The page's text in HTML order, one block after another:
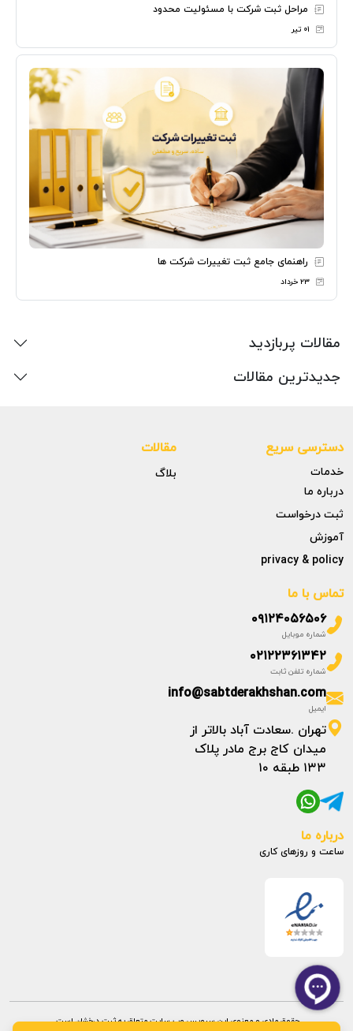
مراحل ثبت شرکت با مسئولیت محدود
۰۱ تیر
راهنمای جامع ثبت تغییرات شرکت ها
۲۳ خرداد
مقالات پربازدید
جدیدترین مقالات
دسترسی سریع
خدمات
درباره ما
ثبت درخواست
آموزش
privacy & policy
مقالات
بلاگ
تماس با ما
۰۹۱۲۴۰۵۶۵۰۶
شماره موبایل
۰۲۱۲۲۳۶۱۳۴۲
شماره تلفن ثابت
info@sabtderakhshan.com
ایمیل
تهران .سعادت آباد بالاتر از
میدان کاج برج مادر پلاک
۱۳۳ طبقه ۱۰
درباره ما
ساعت و روزهای کاری
حقوق مادی و معنوی این سرویس وب سایت متعلق به ثبت درخشان است.